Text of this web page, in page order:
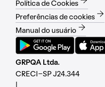
Política de Cookies
Preferências de cookies
Manual do usuário
GRPQA Ltda.
CRECI-SP J24.344